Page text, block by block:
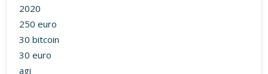
2020
250 euro
30 bitcoin
30 euro
agi